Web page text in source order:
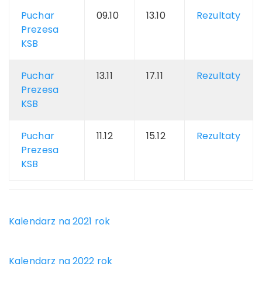
Puchar
Prezesa
KSB
09.10 13.10 Rezultaty
Puchar
Prezesa
KSB
13.11 17.11 Rezultaty
Puchar
Prezesa
KSB
11.12 15.12 Rezultaty
Kalendarz na 2021 rok
Kalendarz na 2022 rok